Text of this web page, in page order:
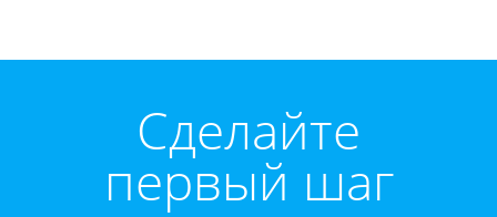
Cделайте
первый шаг